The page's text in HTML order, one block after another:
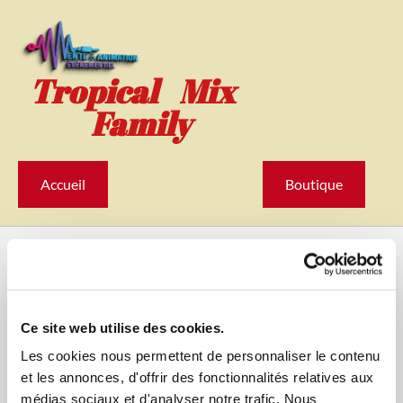
Ce site web utilise des cookies.
Les cookies nous permettent de personnaliser le contenu
et les annonces, d'offrir des fonctionnalités relatives aux
médias sociaux et d'analyser notre trafic. Nous
Tropical Mix
Family
Accueil Boutique
traitées par Tropical Mix Family. Les informations collectées
ne seront utilisées que dans la mesure où elles sont
nécessaires pour: traiter vos demandes, les informations